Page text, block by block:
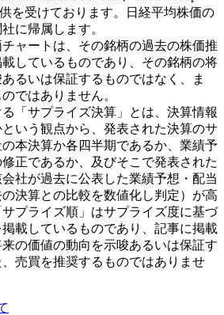
を受けております。日経平均株価の
に帰属します。
ャートは、その銘柄の過去の株価推
しているものであり、その銘柄の将
るいは保証するものではなく、ま
ではありません。
「サプライズ決算」とは、決算情報
いう観点から、発表された決算のサ
本決算か各四半期であるか、業績予
正であるか、及びそこで発表された
社が過去に公表した業績予想・配当
決算との比較を数値化し判定）が高
プライズ順」はサプライズ度に基づ
載しているものであり、記事に掲載
の価値の動向を示唆あるいは保証す
売買を推奨するものではありませ